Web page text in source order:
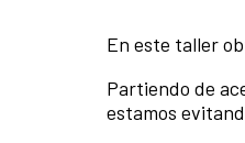
En este taller
Partiendo de
estamos